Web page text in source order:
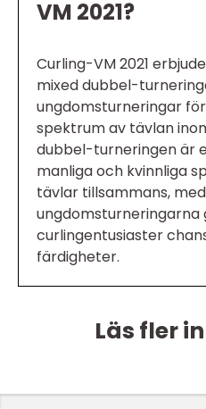
VM 2021?
Curling-VM 2021
mixed dubbel-
ungdomsturneringar
spektrum av tävlan
dubbel-turneringen är
manliga och kvinnliga
tävlar tillsammans,
ungdomsturneringarna
curlingentusiaster
färdigheter.
Läs fler